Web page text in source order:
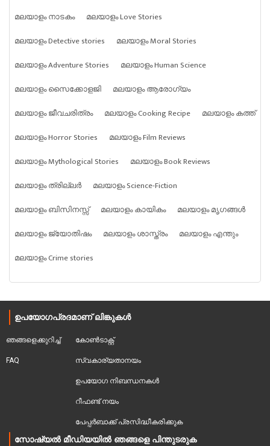
മലയാളം നാടകം
മലയാളം Love Stories
മലയാളം Detective stories
മലയാളം Moral Stories
മലയാളം Adventure Stories
മലയാളം Human Science
മലയാളം സൈക്കോളജി
മലയാളം ആരോഗ്യം
മലയാളം ജീവചരിത്രം
മലയാളം Cooking Recipe
മലയാളം കത്ത്
മലയാളം Horror Stories
മലയാളം Film Reviews
മലയാളം Mythological Stories
മലയാളം Book Reviews
മലയാളം ത്രില്ലർ
മലയാളം Science-Fiction
മലയാളം ബിസിനസ്സ്
മലയാളം കായികം
മലയാളം മൃഗങ്ങൾ
മലയാളം ജ്യോതിഷം
മലയാളം ശാസ്ത്രം
മലയാളം എന്തും
മലയാളം Crime stories
ഉപയോഗപ്രദമാണ് ലിങ്കുകൾ
ഞങ്ങളെക്കുറിച്ച്
FAQ
കോൺടാക്റ്റ്
സ്വകാര്യതാനയം
ഉപയോഗ നിബന്ധനകൾ
റീഫണ്ട് നയം
പേപ്പർബാക്ക് പ്രസിദ്ധീകരിക്കുക
സോഷ്യൽ മീഡിയയിൽ ഞങ്ങളെ പിന്തുടരുക